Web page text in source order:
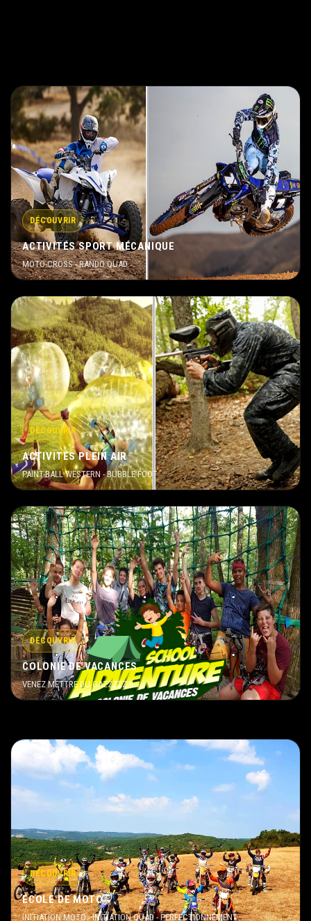
DÉCOUVRIR
ACTIVITÉS SPORT MÉCANIQUE
MOTO-CROSS - RANDO QUAD
DÉCOUVRIR
ACTIVITÉS PLEIN AIR
PAINT-BALL WESTERN - BUBBLE FOOT
DÉCOUVRIR
COLONIE DE VACANCES
VENEZ METTRE DU GAZZZZZ !!
DÉCOUVRIR
ÉCOLE DE MOTO
INITIATION MOTO - INITIATION QUAD - PERFECTIONNEMENT